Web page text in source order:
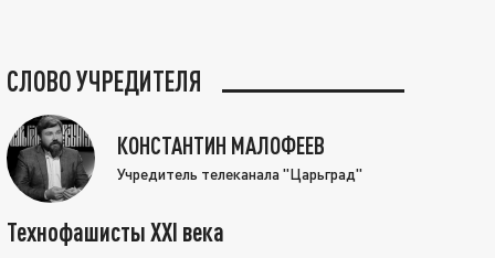
СЛОВО УЧРЕДИТЕЛЯ
КОНСТАНТИН МАЛОФЕЕВ
Учредитель телеканала "Царьград"
Технофашисты XXI века